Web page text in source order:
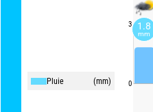
Pluie (mm)
3
0
1.8
mm